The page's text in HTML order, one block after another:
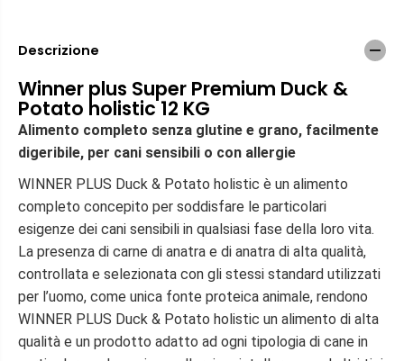
i
à
p
e
r
W
i
n
n
e
r
l
u
D
u
c
i
p
e
r
i
n
n
e
r
l
u
D
u
c
k
Descrizione
Winner plus Super Premium Duck &
Potato holistic 12 KG
Alimento completo senza glutine e grano, facilmente
digeribile, per cani sensibili o con allergie
WINNER PLUS Duck & Potato holistic è un alimento
completo concepito per soddisfare le particolari
esigenze dei cani sensibili in qualsiasi fase della loro vita.
La presenza di carne di anatra e di anatra di alta qualità,
controllata e selezionata con gli stessi standard utilizzati
per l’uomo, come unica fonte proteica animale, rendono
WINNER PLUS Duck & Potato holistic un alimento di alta
qualità e un prodotto adatto ad ogni tipologia di cane in